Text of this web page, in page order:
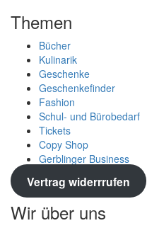
Themen
Bücher
Kulinarik
Geschenke
Geschenkefinder
Fashion
Schul- und Bürobedarf
Tickets
Copy Shop
Gerblinger Business
Vertrag widerrrufen
Wir über uns